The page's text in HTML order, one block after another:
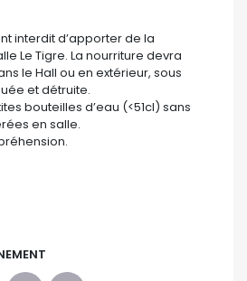
interdit d’apporter de la
Le Tigre. La nourriture devra
le Hall ou en extérieur, sous
et détruite.
bouteilles d’eau (<51cl) sans
en salle.